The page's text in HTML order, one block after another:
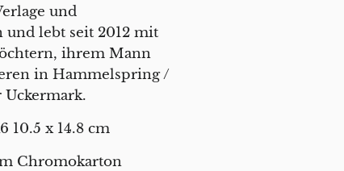
und
und lebt seit 2012 mit
ihrem Mann
in Hammelspring /
10.5 x 14.8 cm
Chromokarton